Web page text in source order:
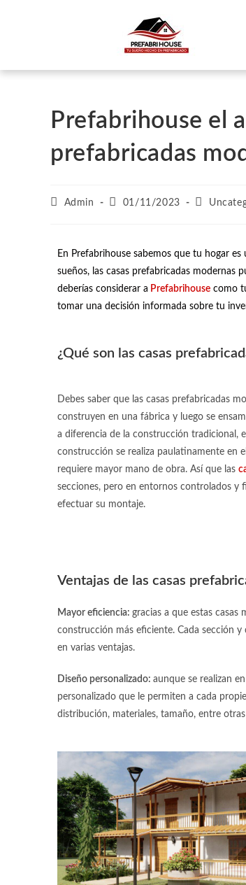
Prefabrihouse el
prefabricadas
Admin 01/11/2023
En Prefabrihouse sabemos que tu hogar
sueños, las casas prefabricadas modernas
deberías considerar a Prefabrihouse como
tomar una decisión informada sobre tu
¿Qué son las casas
Debes saber que las casas prefabricadas
construyen en una fábrica y luego se
a diferencia de la construcción tradicional,
construcción se realiza paulatinamente en
requiere mayor mano de obra. Así que las
secciones, pero en entornos controlados y
efectuar su montaje.
Ventajas de las casas
Mayor eficiencia: gracias a que estas casas
construcción más eficiente. Cada sección
en varias ventajas.
Diseño personalizado: aunque se realizan
personalizado que le permiten a cada
distribución, materiales, tamaño, entre